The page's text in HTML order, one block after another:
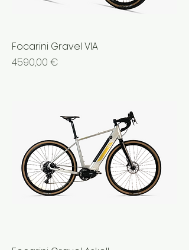
Focarini Gravel VIA
Prezzo
4590,00 €